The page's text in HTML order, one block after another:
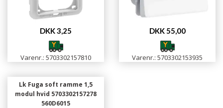
DKK 3,25
Varenr.: 5703302157810
DKK 55,00
Varenr.: 5703302153935
Lk Fuga soft ramme 1,5
modul hvid 5703302157278
560D6015